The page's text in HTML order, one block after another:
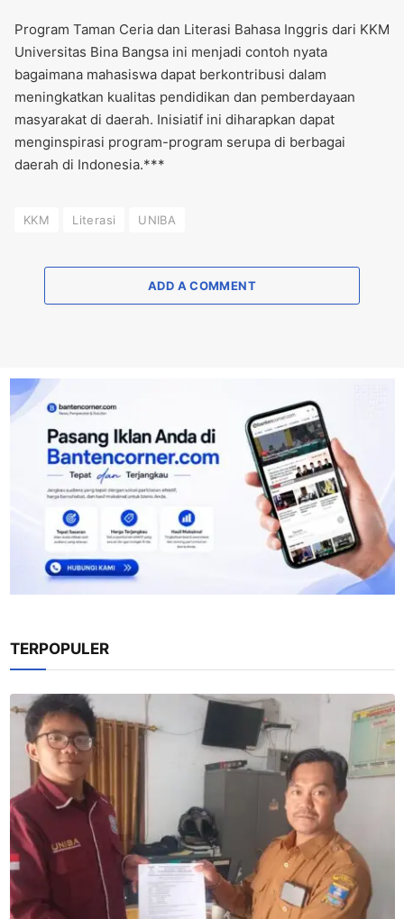
Program Taman Ceria dan Literasi Bahasa Inggris dari KKM
Universitas Bina Bangsa ini menjadi contoh nyata
bagaimana mahasiswa dapat berkontribusi dalam
meningkatkan kualitas pendidikan dan pemberdayaan
masyarakat di daerah. Inisiatif ini diharapkan dapat
menginspirasi program-program serupa di berbagai
daerah di Indonesia.***
KKM Literasi UNIBA
ADD A COMMENT
TERPOPULER